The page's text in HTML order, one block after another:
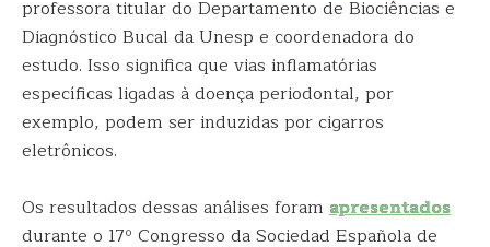
professora titular do Departamento de Biociências e
Diagnóstico Bucal da Unesp e coordenadora do
estudo. Isso significa que vias inflamatórias
específicas ligadas à doença periodontal, por
exemplo, podem ser induzidas por cigarros
eletrônicos.
Os resultados dessas análises foram apresentados
durante o 17º Congresso da Sociedad Española de